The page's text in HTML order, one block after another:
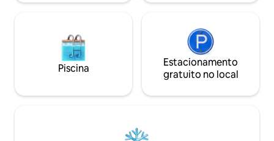
Piscina
Estacionamento
gratuito no local